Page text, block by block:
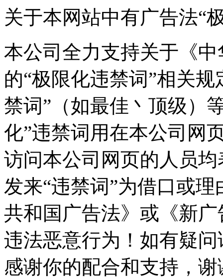
关于本网站中有广告法“
本公司全力支持关于《
的“极限化违禁词”相关
禁词”（如最佳丶顶级）
化”违禁词用在本公司网
访问本公司网页的人员
发来“违禁词”为借口或
共和国广告法》或《新
违法恶意行为！如有疑
感谢你的配合和支持，谢